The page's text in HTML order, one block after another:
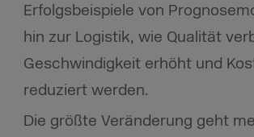
Erfolgsbeispiele von
hin zur Logistik, wie Qualität
Geschwindigkeit erhöht und
reduziert werden.
Die größte Veränderung geht